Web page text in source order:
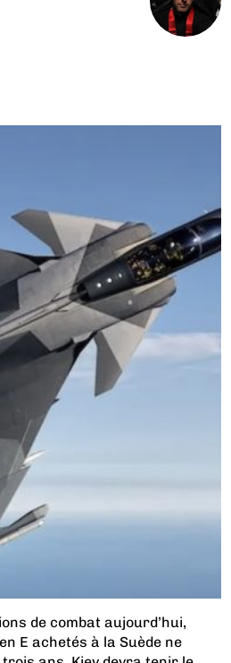
de combat aujourd’hui,
E achetés à la Suède ne